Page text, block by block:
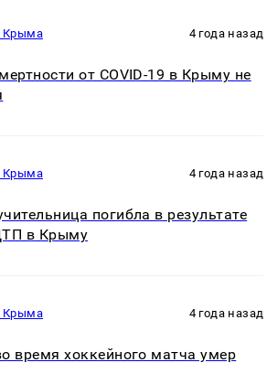
Крыма 4 года назад
от COVID-19 в Крыму не
Крыма 4 года назад
погибла в результате
в Крыму
Крыма 4 года назад
время хоккейного матча умер